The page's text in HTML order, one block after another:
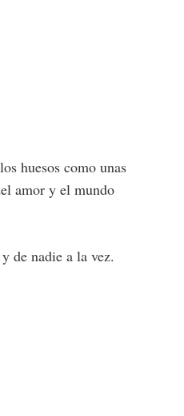
huesos como unas
amor y el mundo
de nadie a la vez.